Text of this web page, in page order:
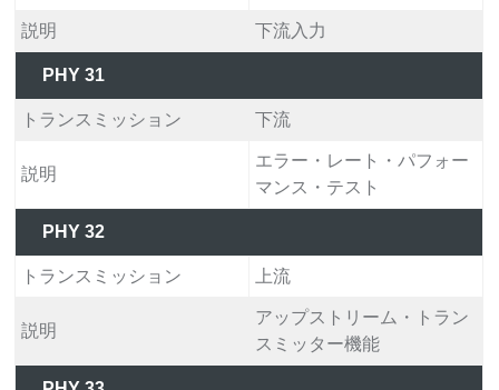
説明 下流入力
PHY 31
トランスミッション 下流
説明
エラー・レート・パフォー
マンス・テスト
PHY 32
トランスミッション 上流
説明
アップストリーム・トラン
スミッター機能